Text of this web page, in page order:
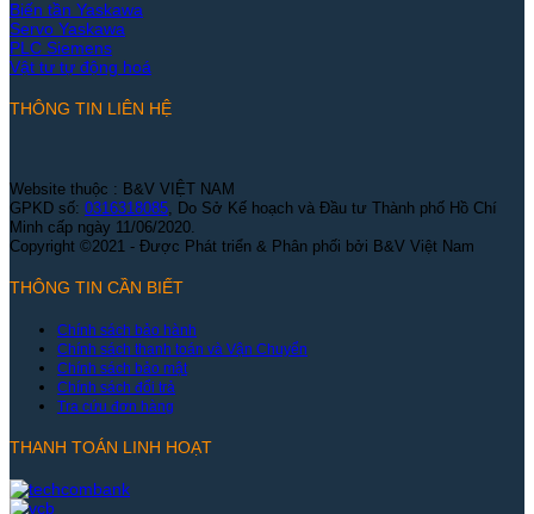
Biến tần Yaskawa
Servo Yaskawa
PLC Siemens
Vật tư tự động hoá
THÔNG TIN LIÊN HỆ
Website thuộc : B&V VIỆT NAM
GPKD số: 0316318085 , Do Sở Kế hoạch và Đầu tư Thành phố Hồ Chí
Minh cấp ngày 11/06/2020.
Copyright ©2021 - Được Phát triển & Phân phối bởi B&V Việt Nam
THÔNG TIN CẦN BIẾT
Chính sách bảo hành
Chính sách thanh toán và Vận Chuyển
Chính sách bảo mật
Chính sách đổi trả
Tra cứu đơn hàng
THANH TOÁN LINH HOẠT